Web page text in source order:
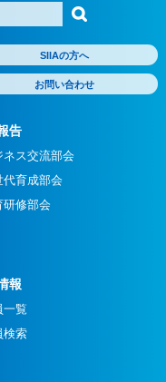
SIIAの方へ
お問い合わせ
告
ネス交流部会
代育成部会
研修部会
報
一覧
検索